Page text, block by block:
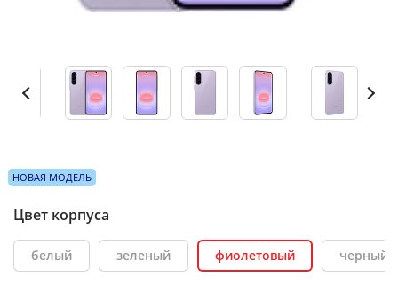
НОВАЯ МОДЕЛЬ
Цвет корпуса
белый зеленый фиолетовый черный